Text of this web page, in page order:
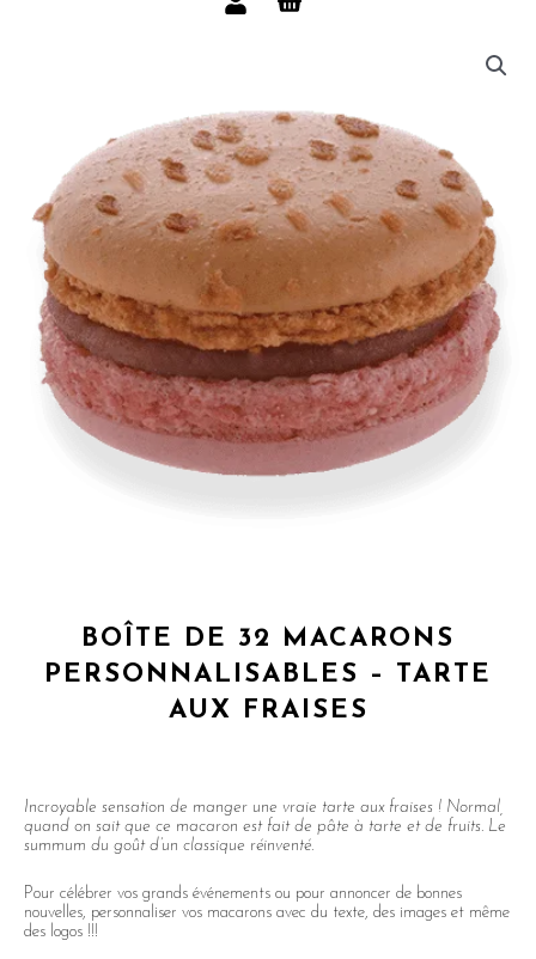
BOÎTE DE 32 MACARONS
PERSONNALISABLES – TARTE
AUX FRAISES
Incroyable sensation de manger une vraie tarte aux fraises ! Normal,
quand on sait que ce macaron est fait de pâte à tarte et de fruits. Le
summum du goût d’un classique réinventé.
Pour célébrer vos grands événements ou pour annoncer de bonnes
nouvelles, personnaliser vos macarons avec du texte, des images et même
des logos !!!